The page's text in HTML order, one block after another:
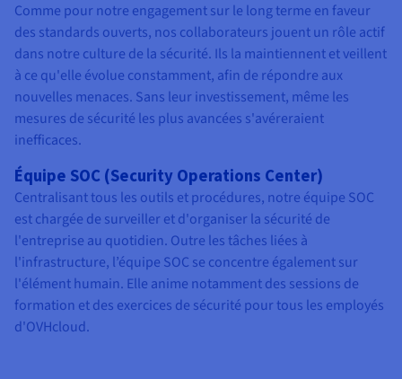
Comme pour notre engagement sur le long terme en faveur
des standards ouverts, nos collaborateurs jouent un rôle actif
dans notre culture de la sécurité. Ils la maintiennent et veillent
à ce qu'elle évolue constamment, afin de répondre aux
nouvelles menaces. Sans leur investissement, même les
mesures de sécurité les plus avancées s'avéreraient
inefficaces.
Équipe SOC (Security Operations Center)
Centralisant tous les outils et procédures, notre équipe SOC
est chargée de surveiller et d'organiser la sécurité de
l'entreprise au quotidien. Outre les tâches liées à
l'infrastructure, l’équipe SOC se concentre également sur
l'élément humain. Elle anime notamment des sessions de
formation et des exercices de sécurité pour tous les employés
d'OVHcloud.